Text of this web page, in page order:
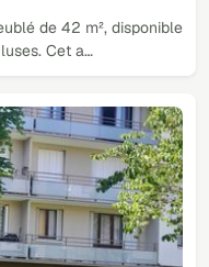
de 42 m², disponible
Cet a…